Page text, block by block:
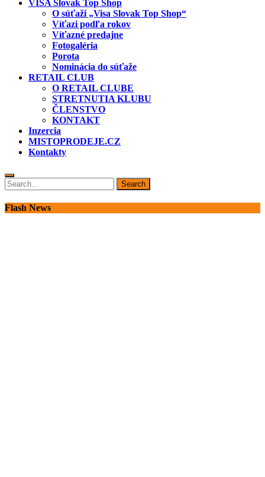
VISA Slovak Top Shop
O súťaži „Visa Slovak Top Shop“
Víťazi podľa rokov
Víťazné predajne
Fotogaléria
Porota
Nominácia do súťaže
RETAIL CLUB
O RETAIL CLUBE
STRETNUTIA KLUBU
ČLENSTVO
KONTAKT
Inzercia
MISTOPRODEJE.CZ
Kontakty
Search
for:
Search
Flash News